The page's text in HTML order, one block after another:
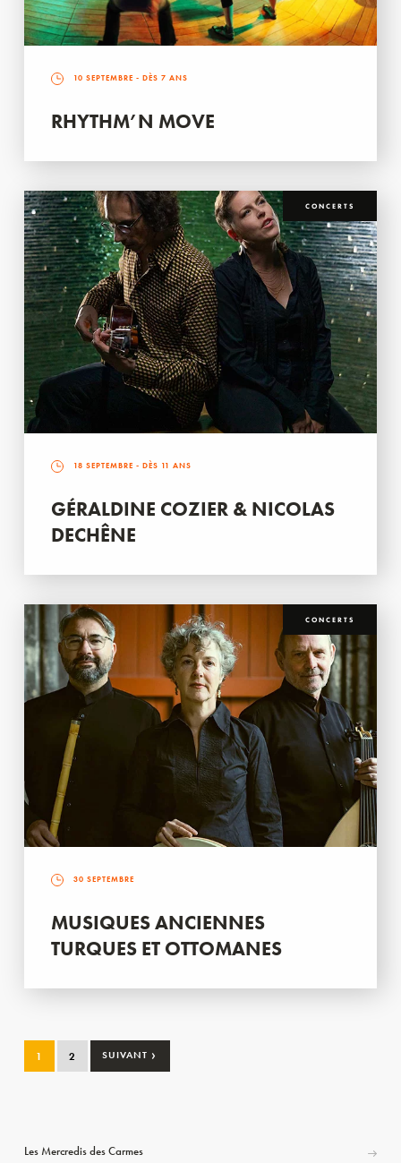
10 SEPTEMBRE - DÈS 7 ANS
RHYTHM’N MOVE
CONCERTS
18 SEPTEMBRE - DÈS 11 ANS
GÉRALDINE COZIER & NICOLAS
DECHÊNE
CONCERTS
30 SEPTEMBRE
MUSIQUES ANCIENNES
TURQUES ET OTTOMANES
1 2 SUIVANT ›
Les Mercredis des Carmes